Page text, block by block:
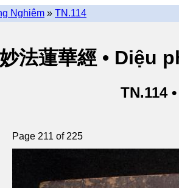
Nghiêm » TN.114
妙法蓮華經 • Diệu
TN.114
Page 211 of 225